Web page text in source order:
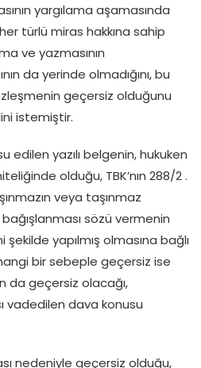
yargılama aşamasında
türlü miras hakkına sahip
ve yazmasının
da yerinde olmadığını, bu
geçersiz olduğunu
istemiştir.
edilen yazılı belgenin, hukuken
olduğu, TBK’nın 288/2 .
veya taşınmaz
sözü vermenin
yapılmış olmasına bağlı
bir sebeple geçersiz ise
da geçersiz olacağı,
vadedilen dava konusu
nedeniyle geçersiz olduğu,